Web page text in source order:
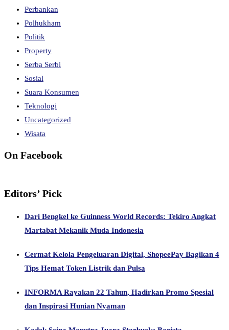
Perbankan
Polhukham
Politik
Property
Serba Serbi
Sosial
Suara Konsumen
Teknologi
Uncategorized
Wisata
On Facebook
Editors’ Pick
Dari Bengkel ke Guinness World Records: Tekiro Angkat
Martabat Mekanik Muda Indonesia
Cermat Kelola Pengeluaran Digital, ShopeePay Bagikan 4
Tips Hemat Token Listrik dan Pulsa
INFORMA Rayakan 22 Tahun, Hadirkan Promo Spesial
dan Inspirasi Hunian Nyaman